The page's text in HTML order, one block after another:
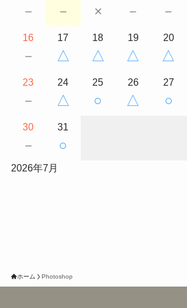
－ － × － －
16
－
17
△
18
△
19
△
20
△
23
－
24
△
25
○
26
△
27
○
30
－
31
○
2026年7月
ホーム Photoshop